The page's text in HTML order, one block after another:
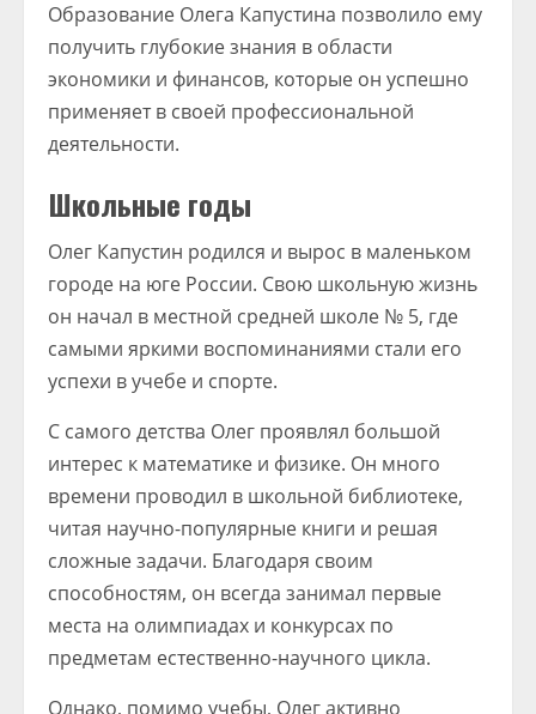
Образование Олега Капустина позволило ему
получить глубокие знания в области
экономики и финансов, которые он успешно
применяет в своей профессиональной
деятельности.
Школьные годы
Олег Капустин родился и вырос в маленьком
городе на юге России. Свою школьную жизнь
он начал в местной средней школе № 5, где
самыми яркими воспоминаниями стали его
успехи в учебе и спорте.
С самого детства Олег проявлял большой
интерес к математике и физике. Он много
времени проводил в школьной библиотеке,
читая научно-популярные книги и решая
сложные задачи. Благодаря своим
способностям, он всегда занимал первые
места на олимпиадах и конкурсах по
предметам естественно-научного цикла.
Однако, помимо учебы, Олег активно